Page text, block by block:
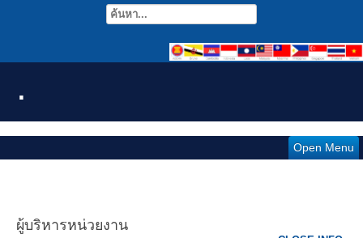
.
Open Menu
ผู้บริหารหน่วยงาน